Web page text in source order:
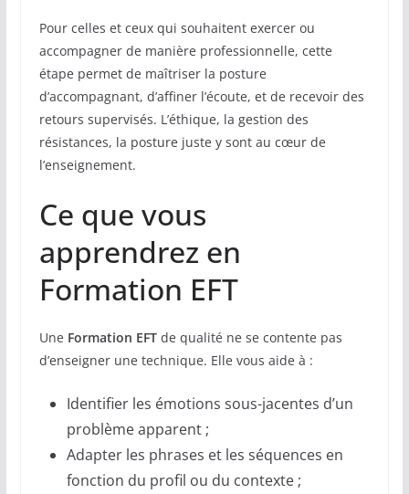
Pour celles et ceux qui souhaitent exercer ou
accompagner de manière professionnelle, cette
étape permet de maîtriser la posture
d’accompagnant, d’affiner l’écoute, et de recevoir des
retours supervisés. L’éthique, la gestion des
résistances, la posture juste y sont au cœur de
l’enseignement.
Ce que vous
apprendrez en
Formation EFT
Une Formation EFTde qualité ne se contente pas
d’enseigner une technique. Elle vous aide à :
Identifier les émotions sous-jacentes d’un
problème apparent ;
Adapter les phrases et les séquences en
fonction du profil ou du contexte ;